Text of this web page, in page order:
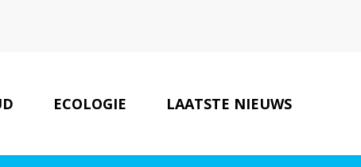
ECOLOGIE LAATSTE NIEUWS